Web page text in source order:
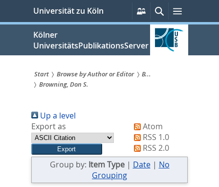
springen
Universität zu Köln
Persönliche
Services
SucheMenü
Kölner
UniversitätsPublikationsServer
Sie
sind
hier:
Start Browse by Author or Editor
B...
Browning, Don S.
Up a level
Export as
Atom
RSS 1.0
RSS 2.0
Group by: Item Type| Date| No
Grouping